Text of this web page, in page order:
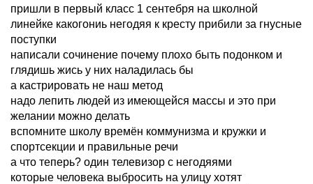
пришли в первый класс 1 сентебря на школной
линейке какогониь негодяя к кресту прибили за гнусные
поступки
написали сочинение почему плохо быть подонком и
глядишь жись у них наладилась бы
а кастрировать не наш метод
надо лепить людей из имеющейся массы и это при
желании можно делать
вспомните школу времён коммунизма и кружки и
спортсекции и правильные речи
а что теперь? один телевизор с негодяями
которые человека выбросить на улицу хотят